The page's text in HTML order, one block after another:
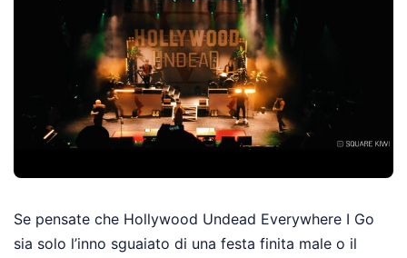
Se pensate che Hollywood Undead Everywhere I Go
sia solo l’inno sguaiato di una festa finita male o il